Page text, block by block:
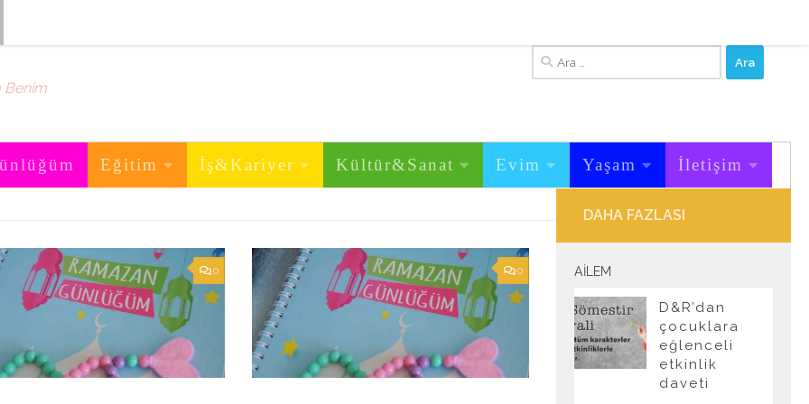
Benim
Arama:
Eğitim İş&Kariyer Kültür&Sanat Evim Yaşam İletişim
0 0
DAHA FAZLASI
AILEM
D&R’dan
çocuklara
eğlenceli
etkinlik
daveti